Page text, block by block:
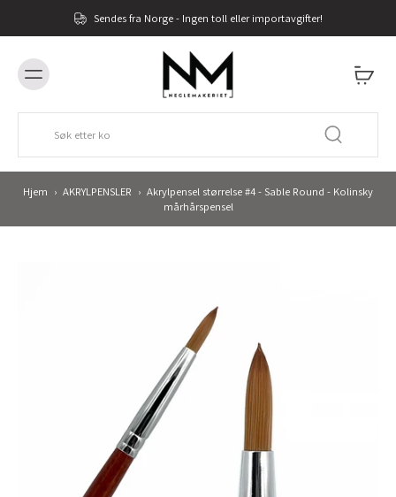
Sendes fra Norge - Ingen toll eller importavgifter!
Hjem › AKRYLPENSLER › Akrylpensel størrelse #4 - Sable Round - Kolinsky
mårhårspensel